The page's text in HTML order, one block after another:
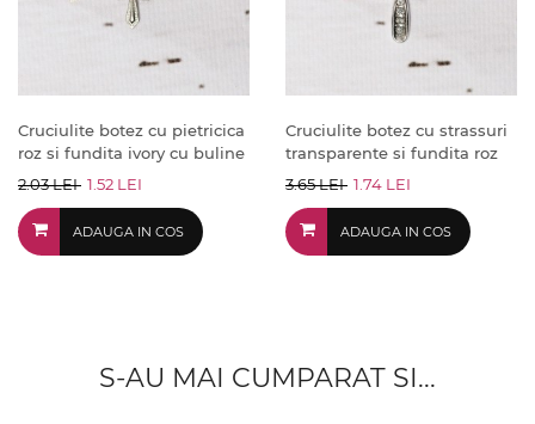
Cruciulite botez cu pietricica
roz si fundita ivory cu buline
2.03 LEI 1.52 LEI
ADAUGA IN COS
Cruciulite botez cu strassuri
transparente si fundita roz
3.65 LEI 1.74 LEI
ADAUGA IN COS
S-AU MAI CUMPARAT SI...